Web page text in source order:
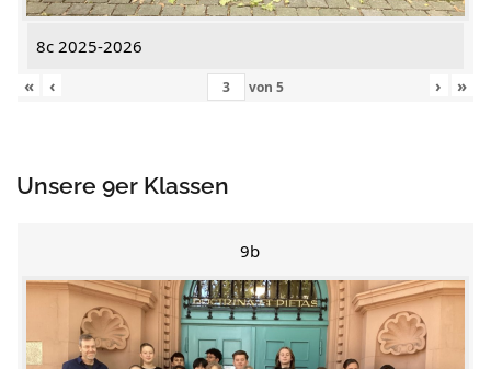
8c 2025-2026
«
‹ von 5 › »
Unsere 9er Klassen
9b